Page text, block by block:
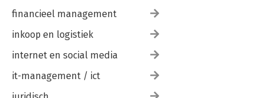
financieel management
inkoop en logistiek
internet en social media
it-management / ict